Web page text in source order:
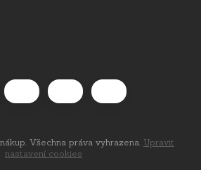
. Všechna práva vyhrazena. Upravit
nastavení cookies